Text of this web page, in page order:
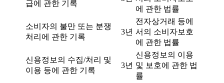
급에 관한 기록
에 관한 법률
소비자의 불만 또는 분쟁
처리에 관한 기록
3년
전자상거래 등에
서의 소비자보호
에 관한 법률
신용정보의 수집/처리 및
이용 등에 관한 기록
3년
신용정보의 이용
및 보호에 관한 법
률